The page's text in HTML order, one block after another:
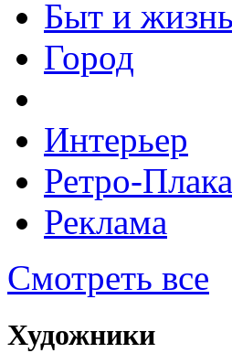
Быт и
Город
Интерьер
Ретро-
Реклама
Смотреть все
Художники